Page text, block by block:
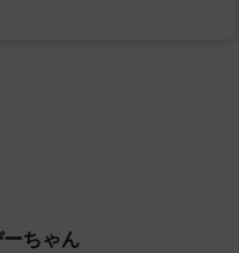
ーちゃん